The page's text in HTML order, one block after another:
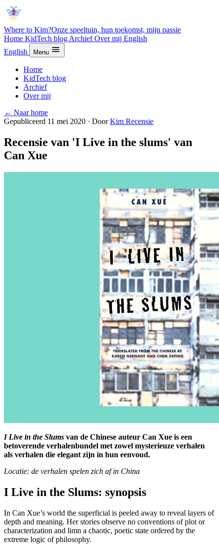
Where to Kim?Onze speeltuin, hun toekomst, mijn passie
Home KidTech blog ArchiefOver mij English
English
Menu
Home
KidTech blog
Archief
Over mij
← Naar home
Gepubliceerd 11 mei 2020 · DoorKim Recensie
Recensie van 'I Live in the slums' van
Can Xue
I Live in the Slums van de Chinese auteur Can Xue is een
betoverende verhalenbundel met zowel mysterieuze verhalen
als verhalen die elegant zijn in hun eenvoud.
Locatie: de verhalen spelen zich af in China
I Live in the Slums: synopsis
In Can Xue’s world the superficial is peeled away to reveal layers of
depth and meaning. Her stories observe no conventions of plot or
characterization and limn a chaotic, poetic state ordered by the
extreme logic of philosophy.